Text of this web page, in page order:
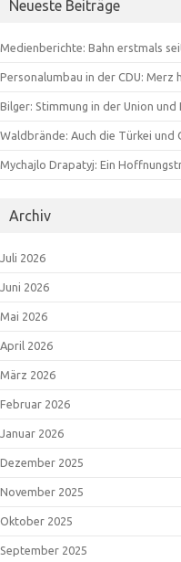
Neueste Beiträge
Medienberichte: Bahn erstmals
Personalumbau in der CDU:
Bilger: Stimmung in der Union
Waldbrände: Auch die Türkei und
Mychajlo Drapatyj: Ein
Archiv
Juli 2026
Juni 2026
Mai 2026
April 2026
März 2026
Februar 2026
Januar 2026
Dezember 2025
November 2025
Oktober 2025
September 2025